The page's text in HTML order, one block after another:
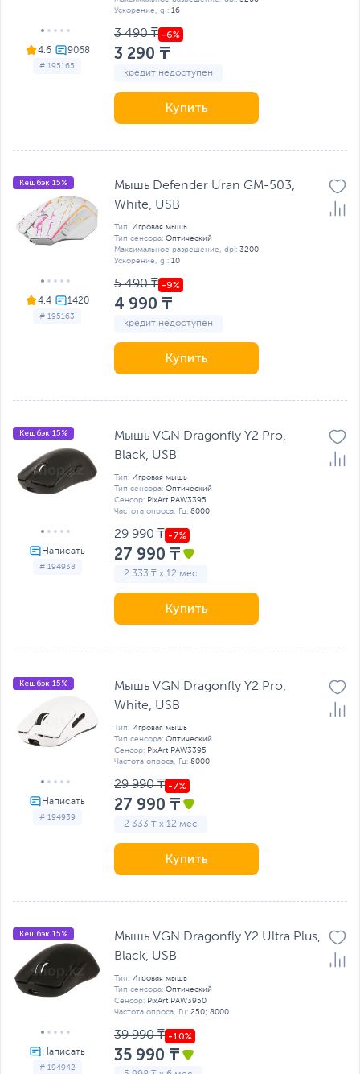
4.6
# 195165
Ускорение, g : 16
3 490 ₸
3 290 ₸
кредит недоступен
Купить
4.4
# 195163
Кешбэк 15%
Мышь Defender Uran GM-503,
White, USB
Тип: Игровая мышь
Тип сенсора: Оптический
Максимальное разрешение, dpi: 3200
Ускорение, g : 10
5 490 ₸
4 990 ₸
кредит недоступен
Купить
# 194938
Кешбэк 15%
Мышь VGN Dragonfly Y2 Pro,
Black, USB
Тип: Игровая мышь
Тип сенсора: Оптический
Сенсор: PixArt PAW3395
Частота опроса, Гц: 8000
29 990 ₸
27 990 ₸
2 333 ₸ x 12 мес
Купить
# 194939
Кешбэк 15%
Мышь VGN Dragonfly Y2 Pro,
White, USB
Тип: Игровая мышь
Тип сенсора: Оптический
Сенсор: PixArt PAW3395
Частота опроса, Гц: 8000
29 990 ₸
27 990 ₸
2 333 ₸ x 12 мес
Купить
# 194942
Кешбэк 15%
Мышь VGN Dragonfly Y2 Ultra Plus,
Black, USB
Тип: Игровая мышь
Тип сенсора: Оптический
Сенсор: PixArt PAW3950
Частота опроса, Гц: 250; 8000
39 990 ₸
35 990 ₸